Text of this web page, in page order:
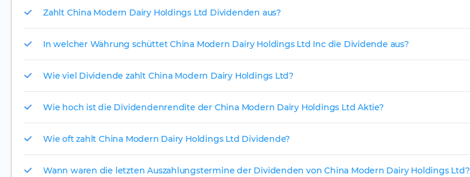
Zahlt China Modern Dairy Holdings Ltd Dividenden aus?
In welcher Währung schüttet China Modern Dairy Holdings Ltd Inc die Dividende aus?
Wie viel Dividende zahlt China Modern Dairy Holdings Ltd?
Wie hoch ist die Dividendenrendite der China Modern Dairy Holdings Ltd Aktie?
Wie oft zahlt China Modern Dairy Holdings Ltd Dividende?
Wann waren die letzten Auszahlungstermine der Dividenden von China Modern Dairy Holdings Ltd?